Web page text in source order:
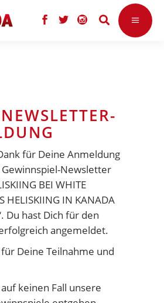
für Deine Anmeldung
Newsletter
BEI WHITE
HELISKIING IN KANADA
Du hast Dich für den
angemeldet.
Deine Teilnahme und
keinen Fall unsere